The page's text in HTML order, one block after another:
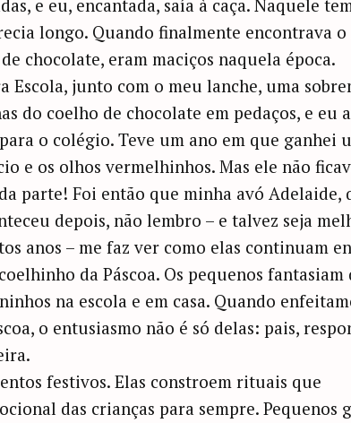
e eu, encantada, saía à caça. Naquele
longo. Quando finalmente encontrava o
chocolate, eram maciços naquela época.
Escola, junto com o meu lanche, uma
do coelho de chocolate em pedaços, e eu
o colégio. Teve um ano em que ganhei
e os olhos vermelhinhos. Mas ele não
parte! Foi então que minha avó Adelaide,
depois, não lembro – e talvez seja
anos – me faz ver como elas continuam
da Páscoa. Os pequenos fantasiam
na escola e em casa. Quando
o entusiasmo não é só delas: pais,
festivos. Elas constroem rituais que
das crianças para sempre. Pequenos